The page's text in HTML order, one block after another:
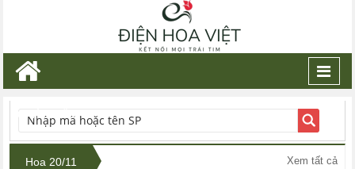
TÌM KIẾM
Hoa 20/11 Xem tất cả